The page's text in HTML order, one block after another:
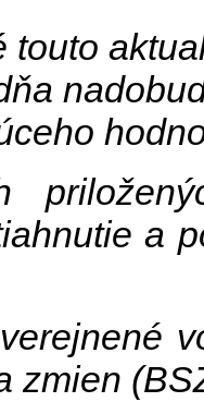
touto
a
zmien